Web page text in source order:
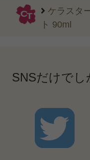
ケラスタ
ト 90ml
SNSだけで